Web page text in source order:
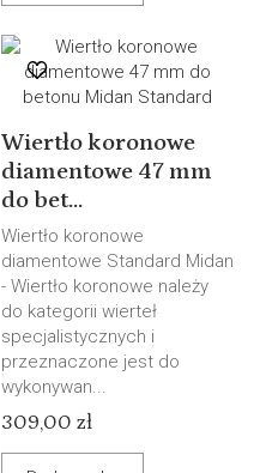
Wiertło koronowe
diamentowe 47 mm
do bet...
Wiertło koronowe
diamentowe Standard Midan
- Wiertło koronowe należy
do kategorii wierteł
specjalistycznych i
przeznaczone jest do
wykonywan...
309,00 zł